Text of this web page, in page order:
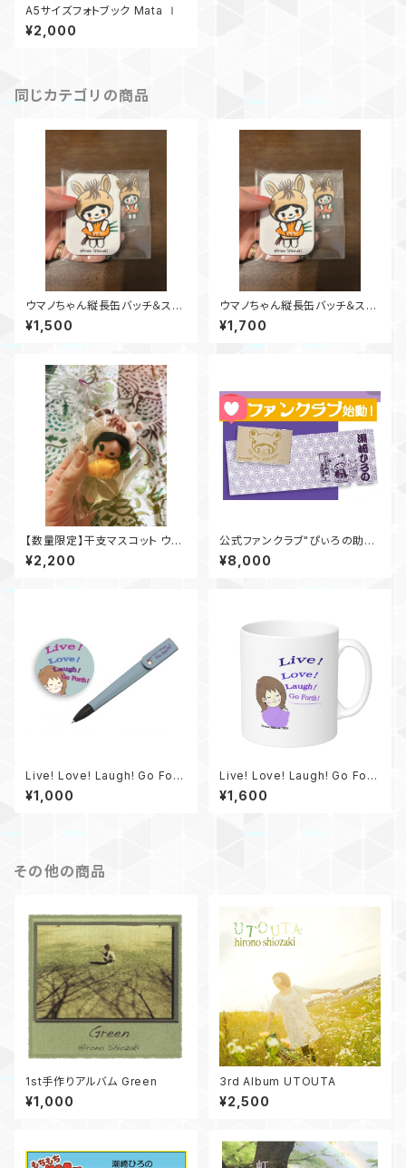
A5サイズフォトブック Mata Ⅰ
¥2,000
同じカテゴリの商品
ウマノちゃん縦長缶バッチ＆ステ
ッカーセット
¥1,500
ウマノちゃん縦長缶バッチ＆ステ
ッカーセット(ステッカー2枚)
¥1,700
【数量限定】干支マスコット ウマ
ノちゃん ひろのみくじ＆年賀状カ
ード付き
¥2,200
公式ファンクラブ"ぴぃろの助
座"
¥8,000
Live! Love! Laugh! Go Fort
h! マグネット＆ボールペン
¥1,000
Live! Love! Laugh! Go Fort
h!マグカップ
¥1,600
その他の商品
1st手作りアルバム Green
¥1,000
3rd Album UTOUTA
¥2,500